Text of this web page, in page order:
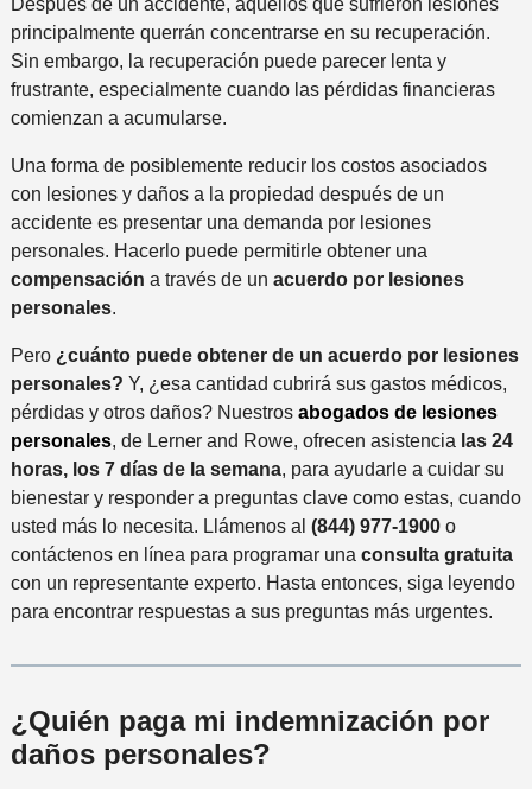
Después de un accidente, aquellos que sufrieron lesiones
principalmente querrán concentrarse en su recuperación.
Sin embargo, la recuperación puede parecer lenta y
frustrante, especialmente cuando las pérdidas financieras
comienzan a acumularse.
Una forma de posiblemente reducir los costos asociados
con lesiones y daños a la propiedad después de un
accidente es presentar una demanda por lesiones
personales. Hacerlo puede permitirle obtener una
compensación a través de un acuerdo por lesiones
personales.
Pero ¿cuánto puede obtener de un acuerdo por lesiones
personales? Y, ¿esa cantidad cubrirá sus gastos médicos,
pérdidas y otros daños? Nuestros abogados de lesiones
personales, de Lerner and Rowe, ofrecen asistencia las 24
horas, los 7 días de la semana, para ayudarle a cuidar su
bienestar y responder a preguntas clave como estas, cuando
usted más lo necesita. Llámenos al (844) 977-1900o
contáctenos en línea para programar una consulta gratuita
con un representante experto. Hasta entonces, siga leyendo
para encontrar respuestas a sus preguntas más urgentes.
¿Quién paga mi indemnización por
daños personales?